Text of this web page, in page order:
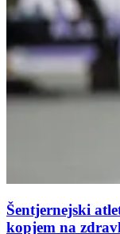
Šentjernejski
kopjem na